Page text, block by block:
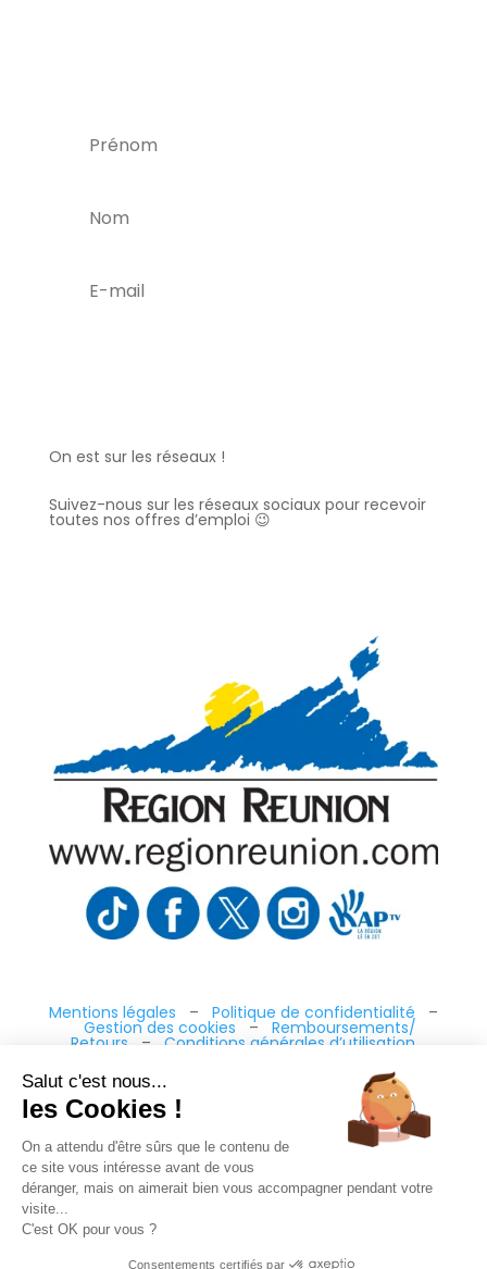
On est sur les réseaux !
Suivez-nous sur les réseaux sociaux pour recevoir
toutes nos offres d’emploi 😉
Mentions légales – Politique de confidentialité –
Gestion des cookies – Remboursements/
Retours –Conditions générales d’utilisation
“Ce site a été financé à l’aide du FEDER (REACT-UE)
dans le cadre de la réponse de l’Union européenne
à la pandémie COVID-19. L’Europe s’engage à La
Réunion”
Téléchargez nos conditions générales de vente
Salut c'est nous...
les Cookies !
On a attendu d'être sûrs que le contenu de
ce site vous intéresse avant de vous
déranger, mais on aimerait bien vous accompagner pendant votre
visite...
C'est OK pour vous ?
Consentements certifiés par